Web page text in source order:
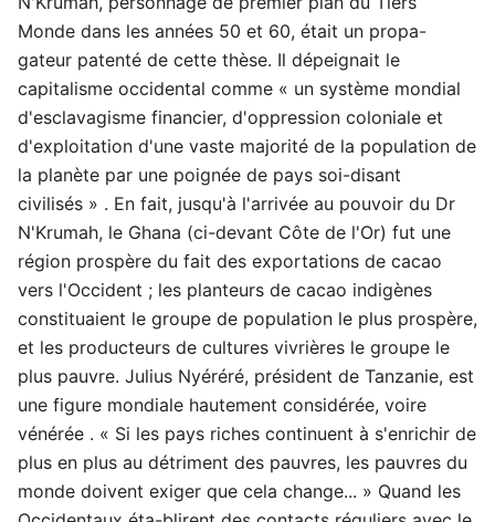
Monde dans les années 50 et 60, était un propa-
gateur patenté de cette thèse. Il dépeignait le
capitalisme occidental comme « un système mondial
d'esclavagisme financier, d'oppression coloniale et
d'exploitation d'une vaste majorité de la population de
la planète par une poignée de pays soi-disant
civilisés » . En fait, jusqu'à l'arrivée au pouvoir du Dr
N'Krumah, le Ghana (ci-devant Côte de l'Or) fut une
région prospère du fait des exportations de cacao
vers l'Occident ; les planteurs de cacao indigènes
constituaient le groupe de population le plus prospère,
et les producteurs de cultures vivrières le groupe le
plus pauvre. Julius Nyéréré, président de Tanzanie, est
une figure mondiale hautement considérée, voire
vénérée . « Si les pays riches continuent à s'enrichir de
plus en plus au détriment des pauvres, les pauvres du
monde doivent exiger que cela change... » Quand les